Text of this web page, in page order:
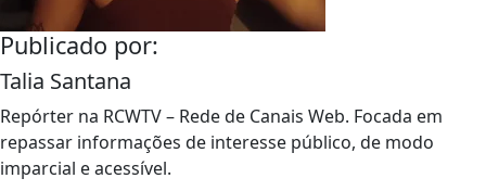
Publicado por:
Talia Santana
Repórter na RCWTV – Rede de Canais Web. Focada em
repassar informações de interesse público, de modo
imparcial e acessível.